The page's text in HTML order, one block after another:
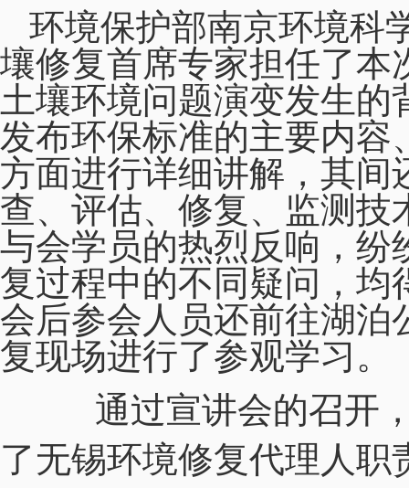
环境保护部南京环境科
壤修复首席专家担任了本
土壤环境问题演变发生
发布环保标准的主要内容
方面进行详细讲解，其间
查、评估、修复、监测技
与会学员的热烈反响，纷
复过程中的不同疑问，均
会后参会人员还前往湖泊
复现场进行了参观学习。
通过宣讲会的召开，
了无锡环境修复代理人